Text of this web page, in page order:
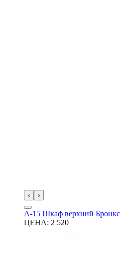
‹ ›
А-15 Шкаф верхний Бронкс
ЦЕНА: 2 520